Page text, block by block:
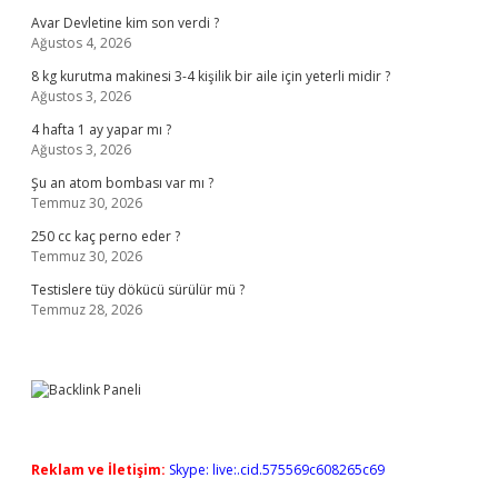
Avar Devletine kim son verdi ?
Ağustos 4, 2026
8 kg kurutma makinesi 3-4 kişilik bir aile için yeterli midir ?
Ağustos 3, 2026
4 hafta 1 ay yapar mı ?
Ağustos 3, 2026
Şu an atom bombası var mı ?
Temmuz 30, 2026
250 cc kaç perno eder ?
Temmuz 30, 2026
Testislere tüy dökücü sürülür mü ?
Temmuz 28, 2026
Reklam ve İletişim: Skype: live:.cid.575569c608265c69